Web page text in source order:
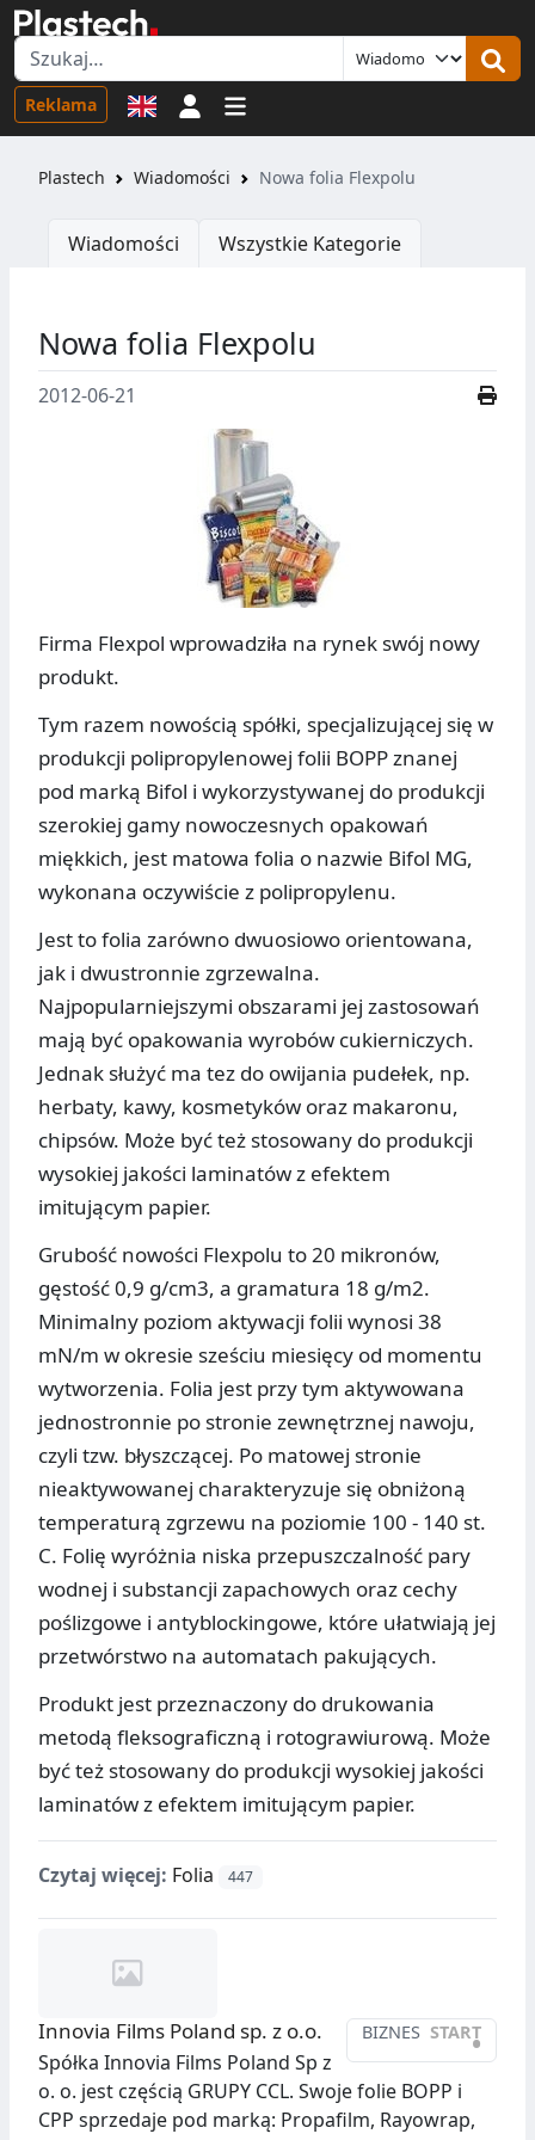
Reklama Logowanie
Plastech Wiadomości Nowa folia Flexpolu
Wiadomości Wszystkie Kategorie
Nowa folia Flexpolu
2012-06-21
Firma Flexpol wprowadziła na rynek swój nowy
produkt.
Tym razem nowością spółki, specjalizującej się w
produkcji polipropylenowej folii BOPP znanej
pod marką Bifol i wykorzystywanej do produkcji
szerokiej gamy nowoczesnych opakowań
miękkich, jest matowa folia o nazwie Bifol MG,
wykonana oczywiście z polipropylenu.
Jest to folia zarówno dwuosiowo orientowana,
jak i dwustronnie zgrzewalna.
Najpopularniejszymi obszarami jej zastosowań
mają być opakowania wyrobów cukierniczych.
Jednak służyć ma tez do owijania pudełek, np.
herbaty, kawy, kosmetyków oraz makaronu,
chipsów. Może być też stosowany do produkcji
wysokiej jakości laminatów z efektem
imitującym papier.
Grubość nowości Flexpolu to 20 mikronów,
gęstość 0,9 g/cm3, a gramatura 18 g/m2.
Minimalny poziom aktywacji folii wynosi 38
mN/m w okresie sześciu miesięcy od momentu
wytworzenia. Folia jest przy tym aktywowana
jednostronnie po stronie zewnętrznej nawoju,
czyli tzw. błyszczącej. Po matowej stronie
nieaktywowanej charakteryzuje się obniżoną
temperaturą zgrzewu na poziomie 100 - 140 st.
C. Folię wyróżnia niska przepuszczalność pary
wodnej i substancji zapachowych oraz cechy
poślizgowe i antyblockingowe, które ułatwiają jej
przetwórstwo na automatach pakujących.
Produkt jest przeznaczony do drukowania
metodą fleksograficzną i rotograwiurową. Może
być też stosowany do produkcji wysokiej jakości
laminatów z efektem imitującym papier.
Czytaj więcej: Folia 447
BIZNES START
•
Innovia Films Poland sp. z o.o.
Spółka Innovia Films Poland Sp z
o. o. jest częścią GRUPY CCL. Swoje folie BOPP i
CPP sprzedaje pod marką: Propafilm, Rayowrap,